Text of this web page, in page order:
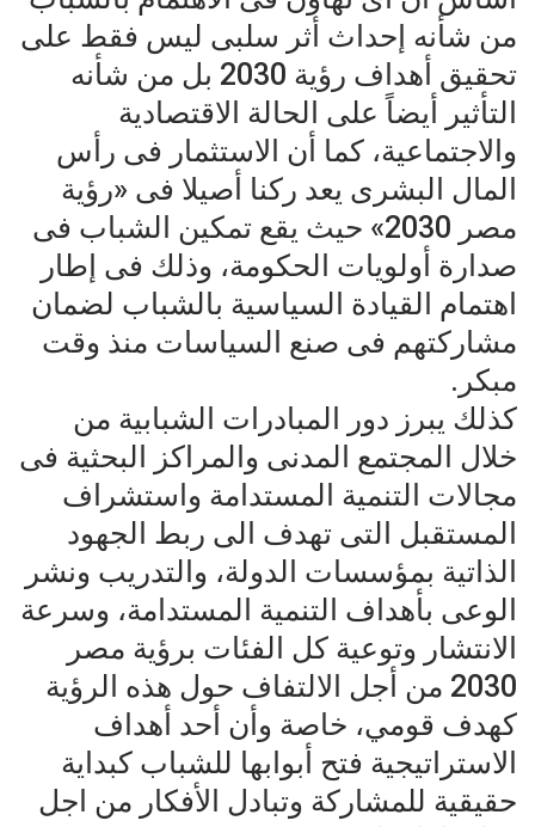
من شأنه إحداث أثر سلبى ليس فقط على
تحقيق أهداف رؤية 2030 بل من شأنه
التأثير أيضاً على الحالة الاقتصادية
والاجتماعية، كما أن الاستثمار فى رأس
المال البشرى يعد ركنا أصيلا فى «رؤية
مصر 2030» حيث يقع تمكين الشباب فى
صدارة أولويات الحكومة، وذلك فى إطار
اهتمام القيادة السياسية بالشباب لضمان
مشاركتهم فى صنع السياسات منذ وقت
مبكر.
كذلك يبرز دور المبادرات الشبابية من
خلال المجتمع المدنى والمراكز البحثية فى
مجالات التنمية المستدامة واستشراف
المستقبل التى تهدف الى ربط الجهود
الذاتية بمؤسسات الدولة، والتدريب ونشر
الوعى بأهداف التنمية المستدامة، وسرعة
الانتشار وتوعية كل الفئات برؤية مصر
2030 من أجل الالتفاف حول هذه الرؤية
كهدف قومي، خاصة وأن أحد أهداف
الاستراتيجية فتح أبوابها للشباب كبداية
حقيقية للمشاركة وتبادل الأفكار من اجل